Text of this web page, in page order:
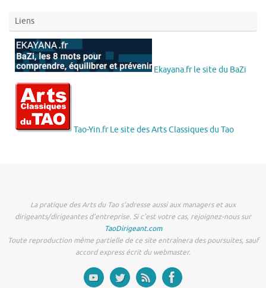
Liens
Ekayana.fr le site du BaZi
Tao-Yin.fr Le site des Arts Classiques du Tao
La pratique des Arts du Tao s'adresse aussi aux managers et aux
dirigeants/dirigeantes d'entreprise. Si c'est votre cas, rejoignez-nous sur
TaoDirigeant.com
Toute reproduction même partielle de ce site entraînera des poursuites, sauf
accord express écrit du webmaster.